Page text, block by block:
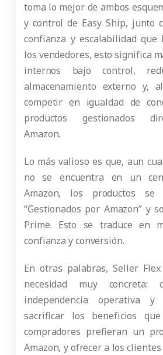
toma lo mejor de ambos
y control de Easy Ship, junto
confianza y escalabilidad que
los vendedores, esto significa
internos bajo control,
almacenamiento externo y,
competir en igualdad de
productos gestionados
Amazon.
Lo más valioso es que, aun
no se encuentra en un
Amazon, los productos se
“Gestionados por Amazon” y
Prime. Esto se traduce en
confianza y conversión.
En otras palabras, Seller
necesidad muy
independencia operativa
sacrificar los beneficios
compradores prefieran un
Amazon, y ofrecer a los